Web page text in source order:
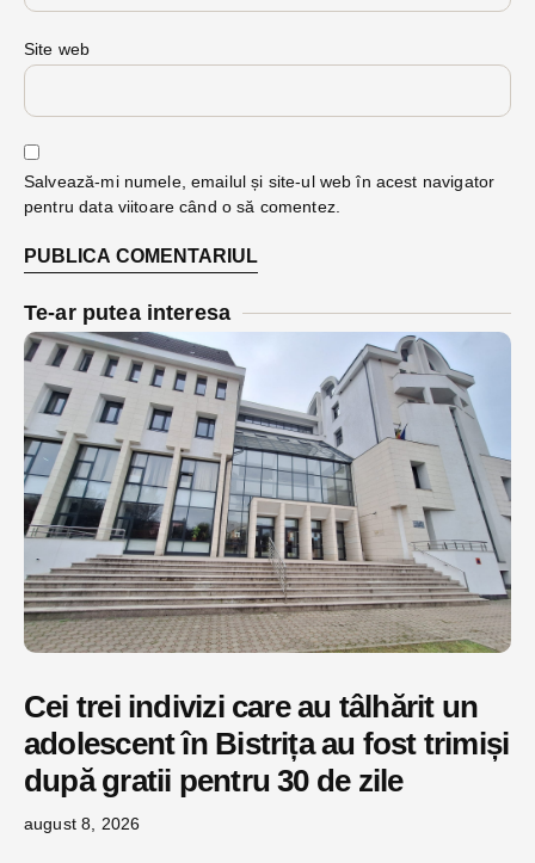
Site web
Salvează-mi numele, emailul și site-ul web în acest navigator
pentru data viitoare când o să comentez.
Te-ar putea interesa
Cei trei indivizi care au tâlhărit un
adolescent în Bistrița au fost trimiși
după gratii pentru 30 de zile
august 8, 2026